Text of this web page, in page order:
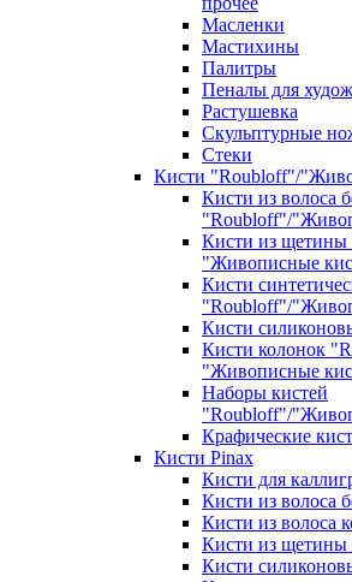
Масленки
Мастихины
Палитры
Пеналы для
Растушевка
Скульптурные
Стеки
Кисти "Roubloff"/
Кисти из волоса
"Roubloff"/
Кисти из
"Живописные
Кисти
"Roubloff"/
Кисти
Кисти колонок
"Живописные
Наборы кистей
"Roubloff"/
Крафические
Кисти Pinax
Кисти для
Кисти из волоса
Кисти из волоса
Кисти из щетины
Кисти